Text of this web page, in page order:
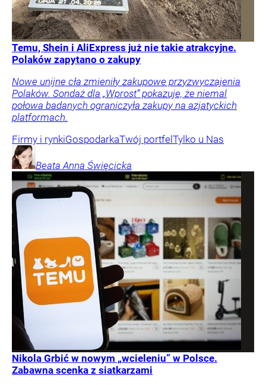
Temu, Shein i AliExpress już nie takie atrakcyjne.
Polaków zapytano o zakupy
Nowe unijne cła zmieniły zakupowe przyzwyczajenia
Polaków. Sondaż dla „Wprost” pokazuje, że niemal
połowa badanych ograniczyła zakupy na azjatyckich
platformach.
Firmy i rynkiGospodarkaTwój portfelTylko u Nas
Beata Anna Święcicka
Nikola Grbić w nowym „wcieleniu” w Polsce.
Zabawna scenka z siatkarzami